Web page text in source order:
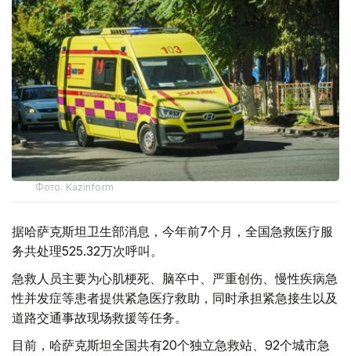
Фото: Kazinform
据哈萨克斯坦卫生部消息，今年前7个月，全国急救医疗服
务共处理525.32万次呼叫。
急救人员主要为心肌梗死、脑卒中、严重创伤、慢性疾病急
性并发症等患者提供紧急医疗救助，同时承担紧急接生以及
道路交通事故现场救援等任务。
目前，哈萨克斯坦全国共有20个独立急救站、92个城市急